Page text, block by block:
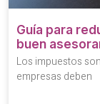
Guía para
buen
Los impuestos
empresas deben